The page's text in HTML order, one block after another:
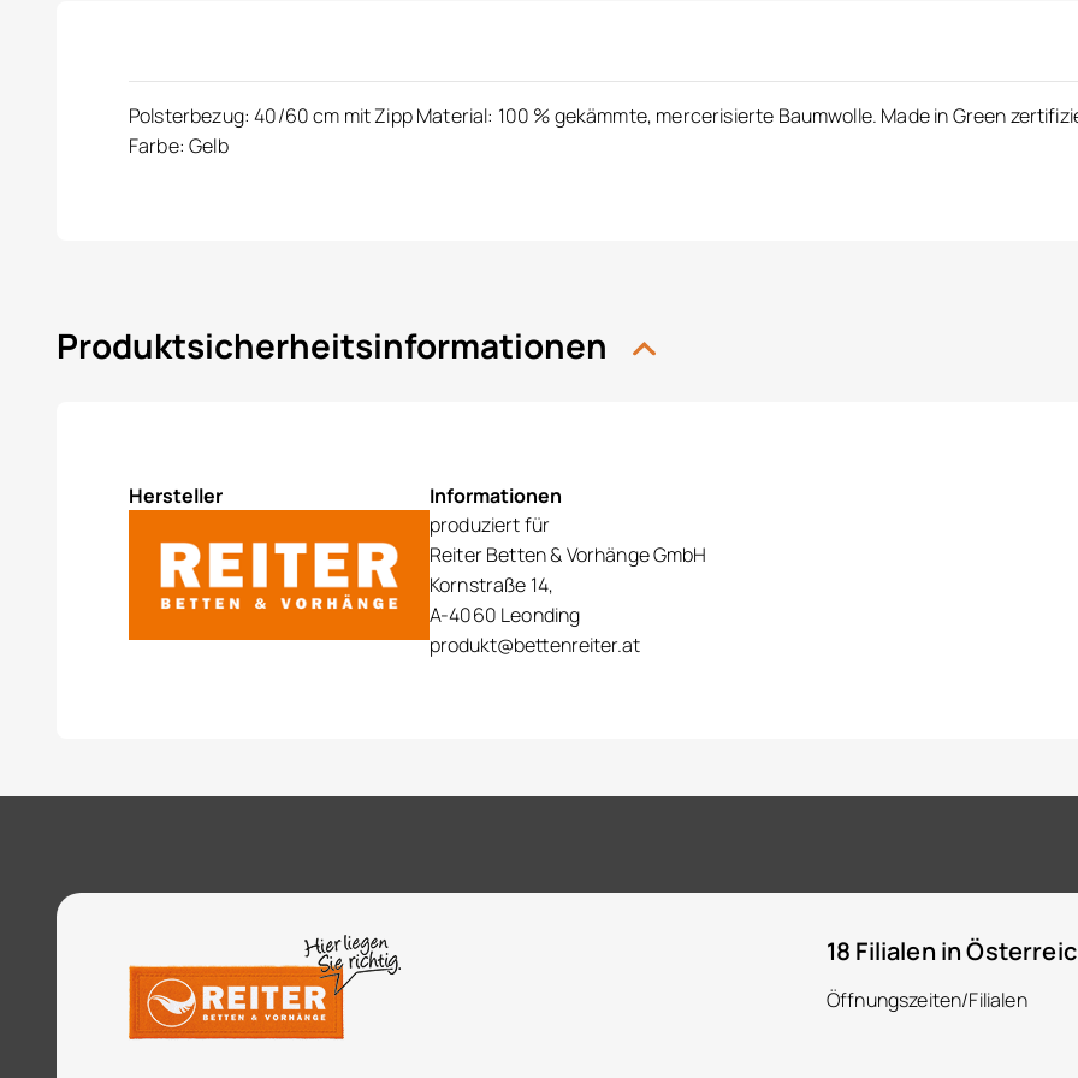
Polsterbezug: 40/60 cm mit Zipp Material: 100 % gekämmte, mercerisierte Baumwolle. Made in Green
Farbe: Gelb
Produktsicherheitsinformationen
Hersteller
Informationen
produziert für
Reiter Betten & Vorhänge GmbH
Kornstraße 14,
A-4060 Leonding
produkt@bettenreiter.at
18 Filialen in
Öffnungszeiten/Filialen